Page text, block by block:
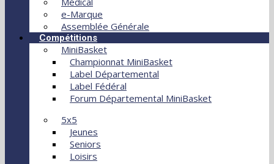
e-Marque
Assemblée Générale
Compétitions
MiniBasket
Championnat MiniBasket
Label Départemental
Label Fédéral
Forum Départemental MiniBasket
5x5
Jeunes
Seniors
Loisirs